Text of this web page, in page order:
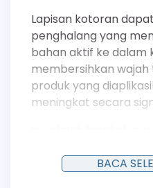
Lapisan kotoran
penghalang yang
bahan aktif ke dalam
membersihkan wajah
produk yang
meningkat secara
maksimal dariBACA